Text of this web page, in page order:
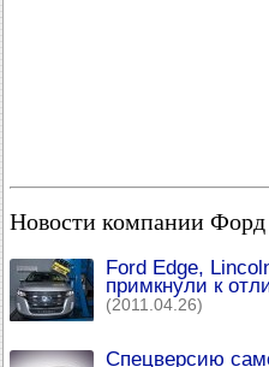
Новости компании Форд
Ford Edge,
примкнули к
(2011.04.26)
Спецверсию